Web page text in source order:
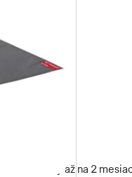
naše služby až na 2